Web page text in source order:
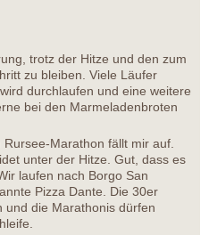
trotz der Hitze und den zum
zu bleiben. Viele Läufer
durchlaufen und eine weitere
bei den Marmeladenbroten
Marathon fällt mir auf.
unter der Hitze. Gut, dass es
laufen nach Borgo San
Pizza Dante. Die 30er
und die Marathonis dürfen